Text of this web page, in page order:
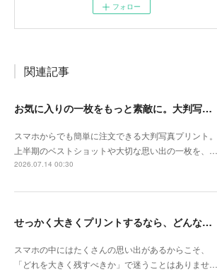
フォロー
関連記事
お気に入りの一枚をもっと素敵に。大判写真プリントの飾り方
スマホからでも簡単に注文できる大判写真プリント。
上半期のベストショットや大切な思い出の一枚を、…
2026.07.14 00:30
せっかく大きくプリントするなら、どんな写真が向いている？
スマホの中にはたくさんの思い出があるからこそ、
「どれを大きく残すべきか」で迷うことはありませ…